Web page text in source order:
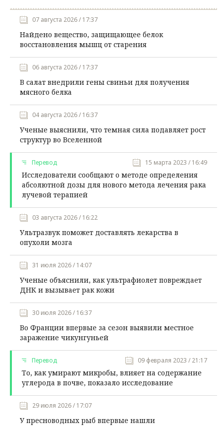
07 августа 2026 / 17:37
Найдено вещество, защищающее белок
восстановления мышц от старения
06 августа 2026 / 17:37
В салат внедрили гены свиньи для получения
мясного белка
04 августа 2026 / 16:37
Ученые выяснили, что темная сила подавляет рост
структур во Вселенной
Перевод 15 марта 2023 / 16:49
Исследователи сообщают о методе определения
абсолютной дозы для нового метода лечения рака
лучевой терапией
03 августа 2026 / 16:22
Ультразвук поможет доставлять лекарства в
опухоли мозга
31 июля 2026 / 14:07
Ученые объяснили, как ультрафиолет повреждает
ДНК и вызывает рак кожи
30 июля 2026 / 16:37
Во Франции впервые за сезон выявили местное
заражение чикунгуньей
Перевод 09 февраля 2023 / 21:17
То, как умирают микробы, влияет на содержание
углерода в почве, показало исследование
29 июля 2026 / 17:07
У пресноводных рыб впервые нашли